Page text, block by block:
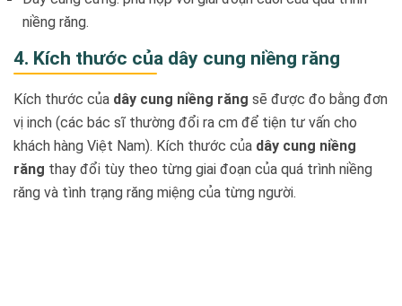
niềng răng.
4. Kích thước của dây cung niềng răng
Kích thước của dây cung niềng răng sẽ được đo bằng đơn
vị inch (các bác sĩ thường đổi ra cm để tiện tư vấn cho
khách hàng Việt Nam). Kích thước của dây cung niềng
răng thay đổi tùy theo từng giai đoạn của quá trình niềng
răng và tình trạng răng miệng của từng người.